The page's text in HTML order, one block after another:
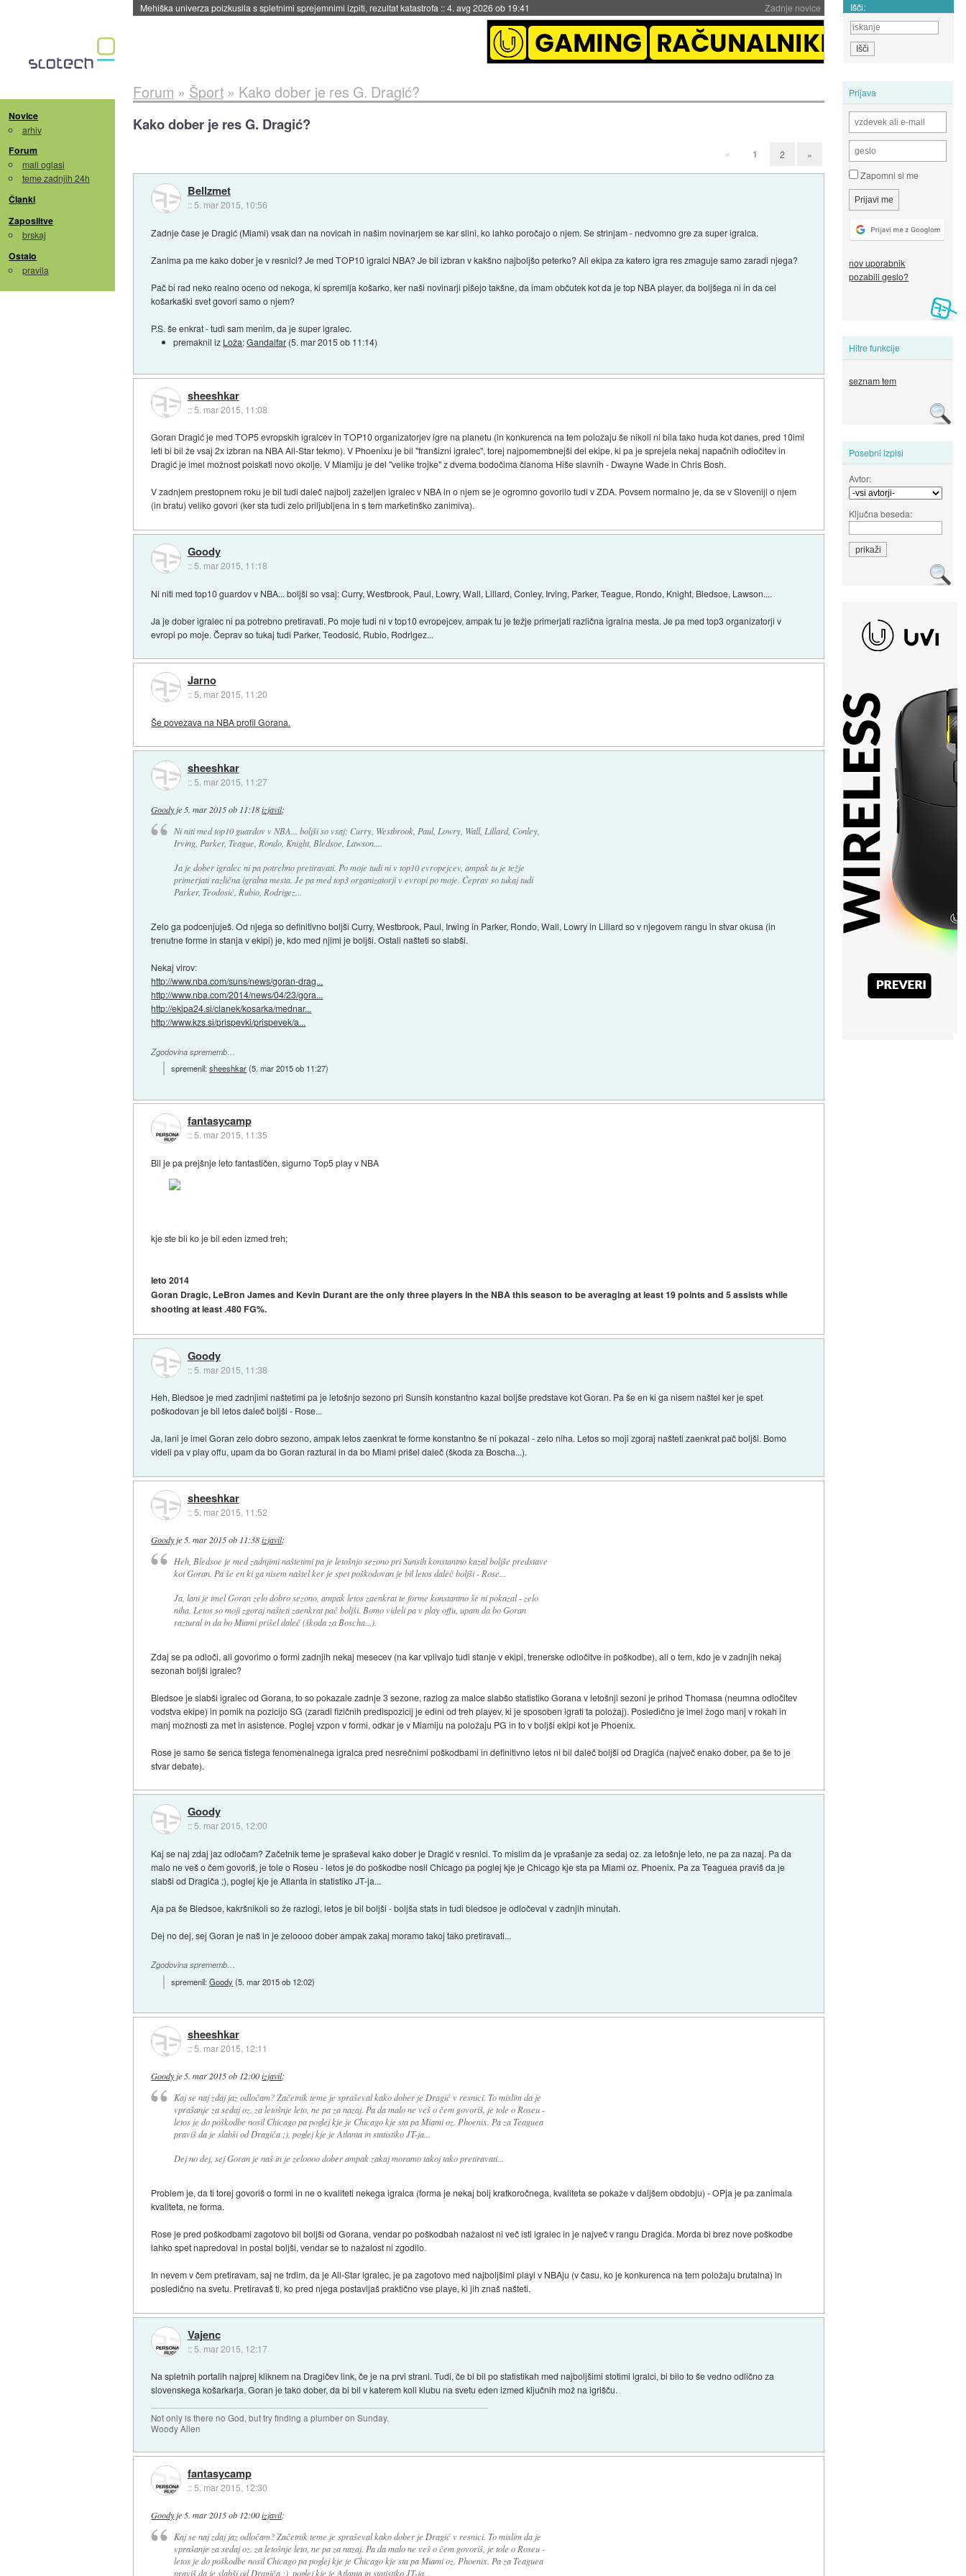
Zadnje novice
Mehiška univerza poizkusila s spletnimi sprejemnimi izpiti, rezultat katastrofa ::4. avg 2026 ob 19:41 Išči:
Novice
arhiv
Forum
mali oglasi
teme zadnjih 24h
Članki
Zaposlitve
brskaj
Ostalo
pravila
Prijava
Zapomni si me
nov uporabnik
pozabili geslo?
Hitre funkcije
seznam tem
Posebni izpisi
Avtor:
Ključna beseda:
Forum » Šport» Kako dober je res G. Dragić?
Kako dober je res G. Dragić?
« 1 2 »
Bellzmet
:: 5. mar 2015, 10:56
Zadnje čase je Dragić (Miami) vsak dan na novicah in našim novinarjem se kar slini, ko lahko poročajo o njem. Se strinjam - nedvomno gre za super igralca.
Zanima pa me kako dober je v resnici? Je med TOP10 igralci NBA? Je bil izbran v kakšno najboljšo peterko? Ali ekipa za katero igra res zmaguje samo zaradi njega?
Pač bi rad neko realno oceno od nekoga, ki spremlja košarko, ker naši novinarji pišejo takšne, da imam občutek kot da je top NBA player, da boljšega ni in da cel
košarkaški svet govori samo o njem?
P.S. še enkrat - tudi sam menim, da je super igralec.
premaknil iz Loža:Gandalfar (5. mar 2015 ob 11:14)
sheeshkar
::5. mar 2015, 11:08
Goran Dragić je med TOP5 evropskih igralcev in TOP10 organizatorjev igre na planetu (in konkurenca na tem položaju še nikoli ni bila tako huda kot danes, pred 10imi
leti bi bil že vsaj 2x izbran na NBA All-Star tekmo). V Phoenixu je bil "franšizni igralec", torej najpomembnejši del ekipe, ki pa je sprejela nekaj napačnih odločitev in
Dragić je imel možnost poiskati novo okolje. V Miamiju je del "velike trojke" z dvema bodočima članoma Hiše slavnih - Dwayne Wade in Chris Bosh.
V zadnjem prestopnem roku je bil tudi daleč najbolj zaželjen igralec v NBA in o njem se je ogromno govorilo tudi v ZDA. Povsem normalno je, da se v Sloveniji o njem
(in bratu) veliko govori (ker sta tudi zelo priljubljena in s tem marketinško zanimiva).
Goody
:: 5. mar 2015, 11:18
Ni niti med top10 guardov v NBA... boljši so vsaj: Curry, Westbrook, Paul, Lowry, Wall, Lillard, Conley, Irving, Parker, Teague, Rondo, Knight, Bledsoe, Lawson....
Ja je dober igralec ni pa potrebno pretiravati. Po moje tudi ni v top10 evropejcev, ampak tu je težje primerjati različna igralna mesta. Je pa med top3 organizatorji v
evropi po moje. Čeprav so tukaj tudi Parker, Teodosić, Rubio, Rodrigez...
Jarno
::5. mar 2015, 11:20
Še povezava na NBA profil Gorana.
sheeshkar
:: 5. mar 2015, 11:27
Goodyje 5. mar 2015 ob 11:18 izjavil:
Ni niti med top10 guardov v NBA... boljši so vsaj: Curry, Westbrook, Paul, Lowry, Wall, Lillard, Conley,
Irving, Parker, Teague, Rondo, Knight, Bledsoe, Lawson....
Ja je dober igralec ni pa potrebno pretiravati. Po moje tudi ni v top10 evropejcev, ampak tu je težje
primerjati različna igralna mesta. Je pa med top3 organizatorji v evropi po moje. Čeprav so tukaj tudi
Parker, Teodosić, Rubio, Rodrigez...
Zelo ga podcenjuješ. Od njega so definitivno boljši Curry, Westbrook, Paul, Irwing in Parker, Rondo, Wall, Lowry in Lillard so v njegovem rangu in stvar okusa (in
trenutne forme in stanja v ekipi) je, kdo med njimi je boljši. Ostali našteti so slabši.
Nekaj virov:
http://www.nba.com/suns/news/goran-drag...
http://www.nba.com/2014/news/04/23/gora...
http://ekipa24.si/clanek/kosarka/mednar...
http://www.kzs.si/prispevki/prispevek/a...
Zgodovina sprememb…
spremenil:sheeshkar(5. mar 2015 ob 11:27)
fantasycamp
::5. mar 2015, 11:35
Bil je pa prejšnje leto fantastičen, sigurno Top5 play v NBA
kje ste bli ko je bil eden izmed treh;
leto 2014
Goran Dragic, LeBron James and Kevin Durant are the only three players in the NBA this season to be averaging at least 19 points and 5 assists while
shooting at least .480 FG%.
Goody
:: 5. mar 2015, 11:38
Heh, Bledsoe je med zadnjimi naštetimi pa je letošnjo sezono pri Sunsih konstantno kazal boljše predstave kot Goran. Pa še en ki ga nisem naštel ker je spet
poškodovan je bil letos daleč boljši - Rose...
Ja, lani je imel Goran zelo dobro sezono, ampak letos zaenkrat te forme konstantno še ni pokazal - zelo niha. Letos so moji zgoraj našteti zaenkrat pač boljši. Bomo
videli pa v play offu, upam da bo Goran raztural in da bo Miami prišel daleč (škoda za Boscha...).
sheeshkar
::5. mar 2015, 11:52
Goodyje 5. mar 2015 ob 11:38 izjavil:
Heh, Bledsoe je med zadnjimi naštetimi pa je letošnjo sezono pri Sunsih konstantno kazal boljše predstave
kot Goran. Pa še en ki ga nisem naštel ker je spet poškodovan je bil letos daleč boljši - Rose...
Ja, lani je imel Goran zelo dobro sezono, ampak letos zaenkrat te forme konstantno še ni pokazal - zelo
niha. Letos so moji zgoraj našteti zaenkrat pač boljši. Bomo videli pa v play offu, upam da bo Goran
raztural in da bo Miami prišel daleč (škoda za Boscha...).
Zdaj se pa odloči, ali govorimo o formi zadnjih nekaj mesecev (na kar vplivajo tudi stanje v ekipi, trenerske odločitve in poškodbe), ali o tem, kdo je v zadnjih nekaj
sezonah boljši igralec?
Bledsoe je slabši igralec od Gorana, to so pokazale zadnje 3 sezone, razlog za malce slabšo statistiko Gorana v letošnji sezoni je prihod Thomasa (neumna odločitev
vodstva ekipe) in pomik na pozicijo SG (zaradi fizičnih predispozicij je edini od treh playev, ki je sposoben igrati ta položaj). Posledično je imel žogo manj v rokah in
manj možnosti za met in asistence. Poglej vzpon v formi, odkar je v Miamiju na položaju PG in to v boljši ekipi kot je Phoenix.
Rose je samo še senca tistega fenomenalnega igralca pred nesrečnimi poškodbami in definitivno letos ni bil daleč boljši od Dragića (največ enako dober, pa še to je
stvar debate).
Goody
:: 5. mar 2015, 12:00
Kaj se naj zdaj jaz odločam? Začetnik teme je spraševal kako dober je Dragić v resnici. To mislim da je vprašanje za sedaj oz. za letošnje leto, ne pa za nazaj. Pa da
malo ne veš o čem govoriš, je tole o Roseu - letos je do poškodbe nosil Chicago pa poglej kje je Chicago kje sta pa Miami oz. Phoenix. Pa za Teaguea praviš da je
slabši od Dragiča ;), poglej kje je Atlanta in statistiko JT-ja...
Aja pa še Bledsoe, kakršnikoli so že razlogi, letos je bil boljši - boljša stats in tudi bledsoe je odločeval v zadnjih minutah.
Dej no dej, sej Goran je naš in je zeloooo dober ampak zakaj moramo takoj tako pretiravati...
Zgodovina sprememb…
spremenil:Goody (5. mar 2015 ob 12:02)
sheeshkar
::5. mar 2015, 12:11
Goodyje 5. mar 2015 ob 12:00 izjavil:
Kaj se naj zdaj jaz odločam? Začetnik teme je spraševal kako dober je Dragić v resnici. To mislim da je
vprašanje za sedaj oz. za letošnje leto, ne pa za nazaj. Pa da malo ne veš o čem govoriš, je tole o Roseu -
letos je do poškodbe nosil Chicago pa poglej kje je Chicago kje sta pa Miami oz. Phoenix. Pa za Teaguea
praviš da je slabši od Dragiča ;), poglej kje je Atlanta in statistiko JT-ja...
Dej no dej, sej Goran je naš in je zeloooo dober ampak zakaj moramo takoj tako pretiravati...
Problem je, da ti torej govoriš o formi in ne o kvaliteti nekega igralca (forma je nekaj bolj kratkoročnega, kvaliteta se pokaže v daljšem obdobju) - OPja je pa zanimala
kvaliteta, ne forma.
Rose je pred poškodbami zagotovo bil boljši od Gorana, vendar po poškodbah nažalost ni več isti igralec in je največ v rangu Dragića. Morda bi brez nove poškodbe
lahko spet napredoval in postal boljši, vendar se to nažalost ni zgodilo.
In nevem v čem pretiravam, saj ne trdim, da je All-Star igralec, je pa zagotovo med najboljšimi playi v NBAju (v času, ko je konkurenca na tem položaju brutalna) in
posledično na svetu. Pretiravaš ti, ko pred njega postavljaš praktično vse playe, ki jih znaš našteti.
Vajenc
:: 5. mar 2015, 12:17
Na spletnih portalih najprej kliknem na Dragičev link, če je na prvi strani. Tudi, če bi bil po statistikah med najboljšimi stotimi igralci, bi bilo to še vedno odlično za
slovenskega košarkarja. Goran je tako dober, da bi bil v katerem koli klubu na svetu eden izmed ključnih mož na igrišču.
Not only is there no God, but try finding a plumber on Sunday.
Woody Allen
fantasycamp
::5. mar 2015, 12:30
Goodyje 5. mar 2015 ob 12:00 izjavil:
Kaj se naj zdaj jaz odločam? Začetnik teme je spraševal kako dober je Dragić v resnici. To mislim da je
vprašanje za sedaj oz. za letošnje leto, ne pa za nazaj. Pa da malo ne veš o čem govoriš, je tole o Roseu -
letos je do poškodbe nosil Chicago pa poglej kje je Chicago kje sta pa Miami oz. Phoenix. Pa za Teaguea
praviš da je slabši od Dragiča ;), poglej kje je Atlanta in statistiko JT-ja...